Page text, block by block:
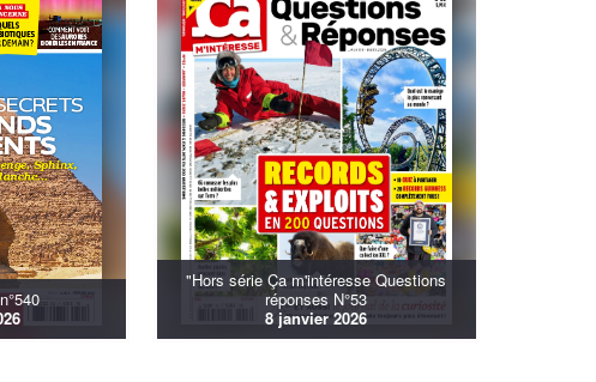
"Hors série Ça m'intéresse Questions
réponses N°53
8 janvier 2026